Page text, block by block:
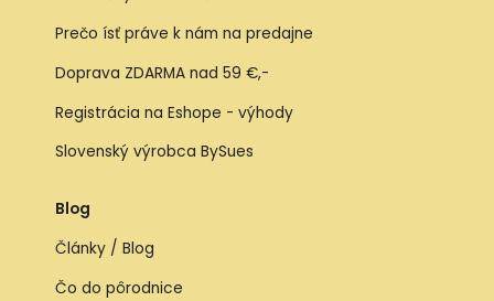
Prečo ísť práve k nám na predajne
Doprava ZDARMA nad 59 €,-
Registrácia na Eshope - výhody
Slovenský výrobca BySues
Blog
Články / Blog
Čo do pôrodnice